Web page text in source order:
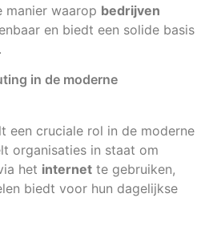
manier waarop bedrijven
en biedt een solide basis
.
in de moderne
een cruciale rol in de moderne
organisaties in staat om
het internet te gebruiken,
biedt voor hun dagelijkse